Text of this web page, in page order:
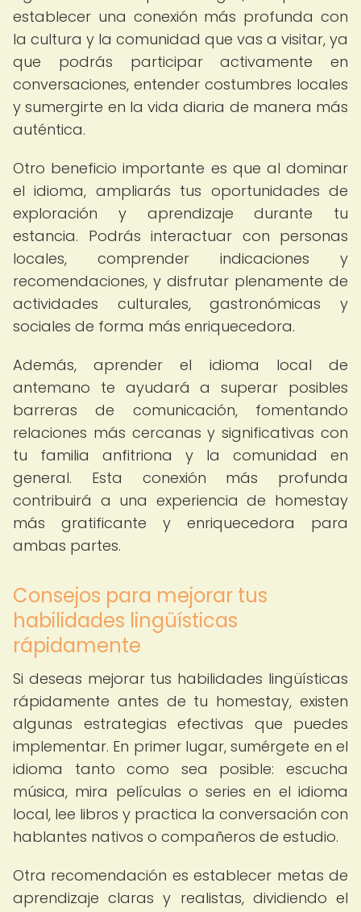
establecer una conexión más profunda con
la cultura y la comunidad que vas a visitar, ya
que podrás participar activamente en
conversaciones, entender costumbres locales
y sumergirte en la vida diaria de manera más
auténtica.
Otro beneficio importante es que al dominar
el idioma, ampliarás tus oportunidades de
exploración y aprendizaje durante tu
estancia. Podrás interactuar con personas
locales, comprender indicaciones y
recomendaciones, y disfrutar plenamente de
actividades culturales, gastronómicas y
sociales de forma más enriquecedora.
Además, aprender el idioma local de
antemano te ayudará a superar posibles
barreras de comunicación, fomentando
relaciones más cercanas y significativas con
tu familia anfitriona y la comunidad en
general. Esta conexión más profunda
contribuirá a una experiencia de homestay
más gratificante y enriquecedora para
ambas partes.
Consejos para mejorar tus
habilidades lingüísticas
rápidamente
Si deseas mejorar tus habilidades lingüísticas
rápidamente antes de tu homestay, existen
algunas estrategias efectivas que puedes
implementar. En primer lugar, sumérgete en el
idioma tanto como sea posible: escucha
música, mira películas o series en el idioma
local, lee libros y practica la conversación con
hablantes nativos o compañeros de estudio.
Otra recomendación es establecer metas de
aprendizaje claras y realistas, dividiendo el